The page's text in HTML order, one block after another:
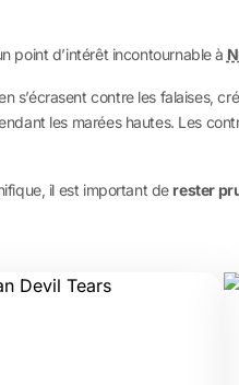
point d’intérêt incontournable à
s’écrasent contre les falaises,
les marées hautes. Les
il est important de rester